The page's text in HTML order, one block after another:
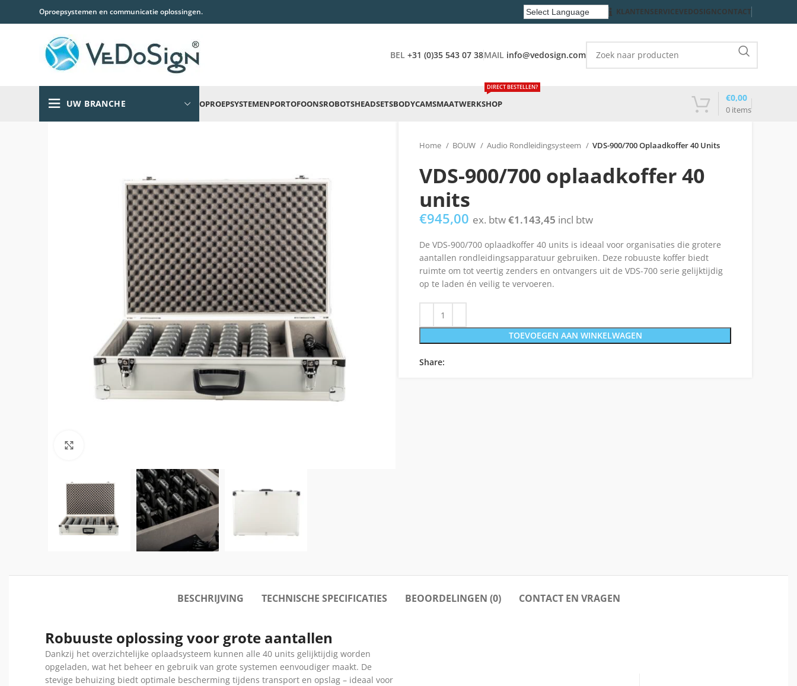
Oproepsystemen en communicatie oplossingen. KLANTENSERVICEVEDOSIGNCONTACT
BEL +31 (0)35 543 07 38MAIL info@vedosign.com
UW BRANCHE OPROEPSYSTEMENPORTOFOONSROBOTSHEADSETSBODYCAMSMAATWERKSHOP
DIRECT BESTELLEN?
0 items
€0,00
Home BOUW Audio Rondleidingsysteem VDS-900/700 Oplaadkoffer 40 Units
VDS-900/700 oplaadkoffer 40
units
€945,00 ex. btw€1.143,45 incl btw
De VDS-900/700 oplaadkoffer 40 units is ideaal voor organisaties die grotere
aantallen rondleidingsapparatuur gebruiken. Deze robuuste koffer biedt
ruimte om tot veertig zenders en ontvangers uit de VDS-700 serie gelijktijdig
op te laden én veilig te vervoeren.
TOEVOEGEN AAN WINKELWAGEN
Share:
BESCHRIJVING TECHNISCHE SPECIFICATIES BEOORDELINGEN (0) CONTACT EN VRAGEN
Robuuste oplossing voor grote aantallen
Dankzij het overzichtelijke oplaadsysteem kunnen alle 40 units gelijktijdig worden
opgeladen, wat het beheer en gebruik van grote systemen eenvoudiger maakt. De
stevige behuizing biedt optimale bescherming tijdens transport en opslag – ideaal voor